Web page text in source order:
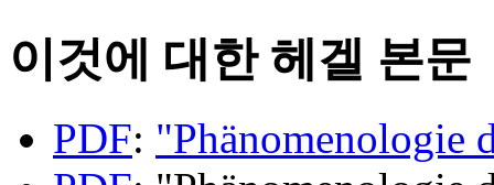
이것에 대한 헤겔 본문
PDF: "Phänomenologie